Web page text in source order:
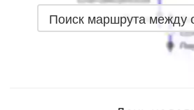
Поиск маршрута между